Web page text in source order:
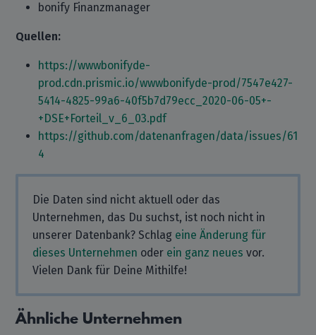
bonify Finanzmanager
Quellen:
https://wwwbonifyde-
prod.cdn.prismic.io/wwwbonifyde-prod/7547e427-
5414-4825-99a6-40f5b7d79ecc_2020-06-05+-
+DSE+Forteil_v_6_03.pdf
https://github.com/datenanfragen/data/issues/61
4
Die Daten sind nicht aktuell oder das
Unternehmen, das Du suchst, ist noch nicht in
unserer Datenbank? Schlag eine Änderung für
dieses Unternehmen oder ein ganz neues vor.
Vielen Dank für Deine Mithilfe!
Ähnliche Unternehmen